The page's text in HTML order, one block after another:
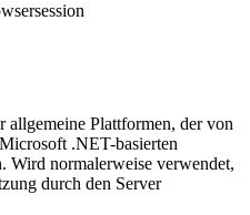
allgemeine Plattformen, der von
.NET-basierten
Wird normalerweise verwendet,
durch den Server